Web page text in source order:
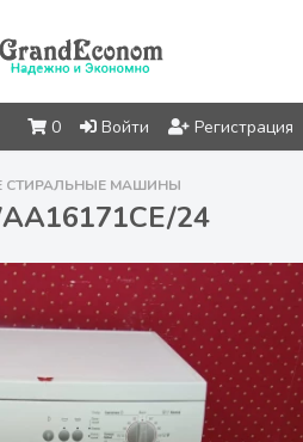
0 Войти Регистрация
СТИРАЛЬНЫЕ МАШИНЫ
24